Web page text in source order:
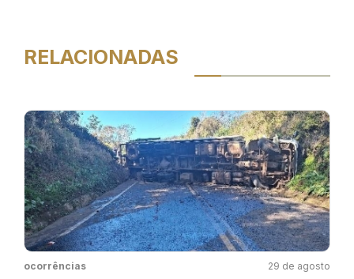
RELACIONADAS
ocorrências 29 de agosto